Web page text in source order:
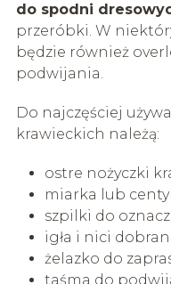
do spodni
przeróbki. W
będzie również
podwijania.
Do najczęściej
krawieckich należą:
ostre nożyczki
miarka lub
szpilki do
igła i nici
żelazko do
taśma do